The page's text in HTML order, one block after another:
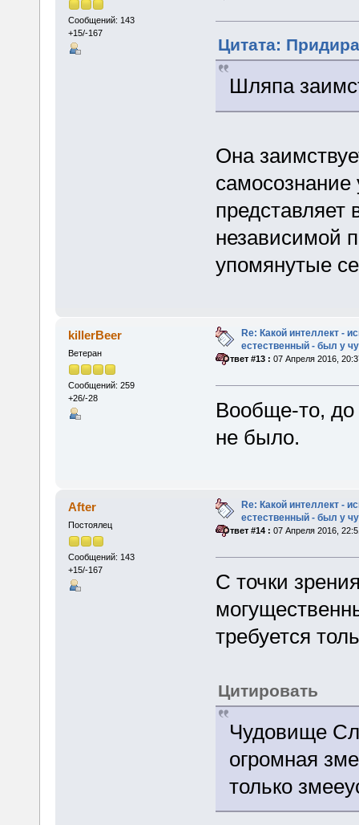
Сообщений: 143
+15/-167
Цитата:
Шляпа
Она
самосознание
независимой
упомянутые
killerBeer
Ветеран
Сообщений: 259
+26/-28
Re: Какой интеллект -
естественный - был у
«Ответ #13 : 07 Апреля 2016,
Вообще-то, до
не было.
After
Постоялец
Сообщений: 143
+15/-167
Re: Какой интеллект -
естественный - был у
«Ответ #14 : 07 Апреля 2016,
С точки
требуется
Цитировать
Чудовище
огромная
только